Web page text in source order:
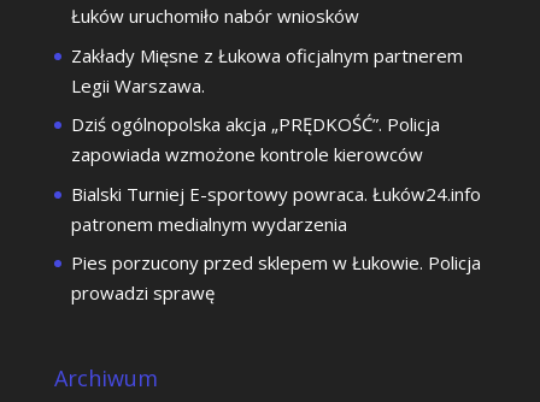
Łuków uruchomiło nabór wniosków
Zakłady Mięsne z Łukowa oficjalnym partnerem
Legii Warszawa.
Dziś ogólnopolska akcja „PRĘDKOŚĆ”. Policja
zapowiada wzmożone kontrole kierowców
Bialski Turniej E-sportowy powraca. Łuków24.info
patronem medialnym wydarzenia
Pies porzucony przed sklepem w Łukowie. Policja
prowadzi sprawę
Archiwum